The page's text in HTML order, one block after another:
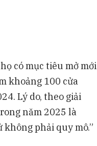
có mục tiêu mở mới
khoảng 100 cửa
Lý do, theo giải
năm 2025 là
phải quy mô.”